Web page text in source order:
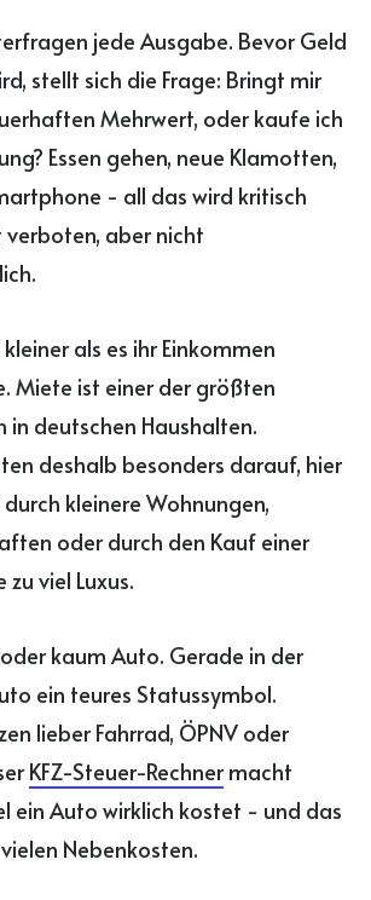
jede Ausgabe. Bevor Geld
stellt sich die Frage: Bringt mir
Mehrwert, oder kaufe ich
Essen gehen, neue Klamotten,
- all das wird kritisch
aber nicht
als es ihr Einkommen
Miete ist einer der größten
deutschen Haushalten.
deshalb besonders darauf, hier
kleinere Wohnungen,
oder durch den Kauf einer
viel Luxus.
kaum Auto. Gerade in der
ein teures Statussymbol.
lieber Fahrrad, ÖPNV oder
KFZ-Steuer-Rechnermacht
ein Auto wirklich kostet - und das
Nebenkosten.